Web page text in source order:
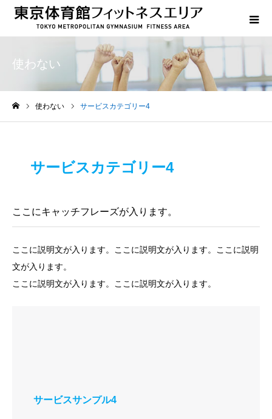
使わない
使わない サービスカテゴリー4
サービスカテゴリー4
ここにキャッチフレーズが入ります。
ここに説明文が入ります。ここに説明文が入ります。ここに説明
文が入ります。
ここに説明文が入ります。ここに説明文が入ります。
サービスサンプル4